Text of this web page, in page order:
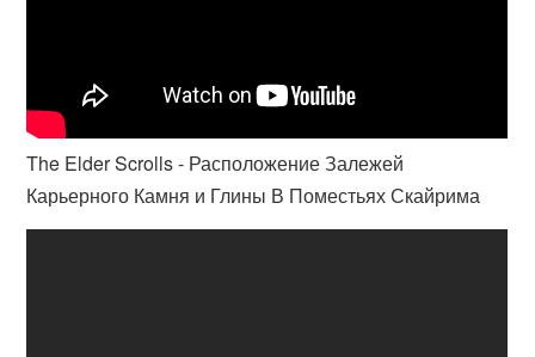
The Elder Scrolls - Расположение Залежей
Карьерного Камня и Глины В Поместьях Скайрима